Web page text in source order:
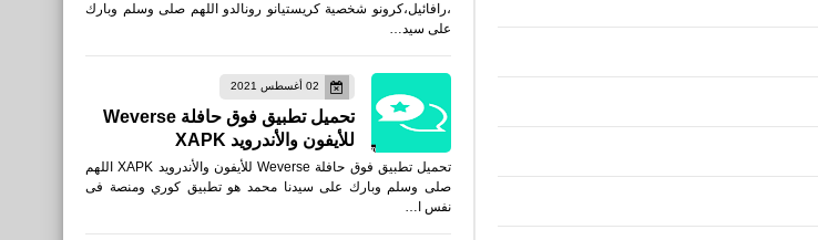
،رافائيل،كرونو شخصية كريستيانو رونالدو اللهم صلى وسلم وبارك
على سيد…
02 أغسطس 2021
تحميل تطبيق فوق حافلة Weverse
للأيفون والأندرويد XAPK
تحميل تطبيق فوق حافلة Weverse للأيفون والأندرويد XAPK اللهم
صلى وسلم وبارك على سيدنا محمد هو تطبيق كوري ومنصة فى
نفس ا…